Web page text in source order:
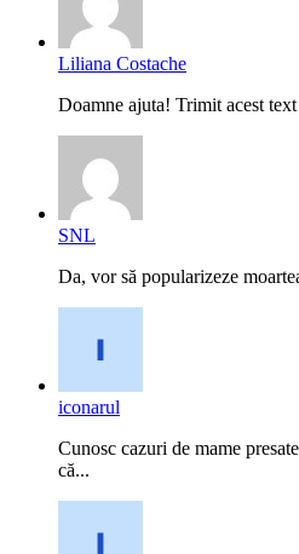
Liliana Costache
Doamne ajuta! Trimit acest
SNL
Da, vor să popularizeze
iconarul
Cunosc cazuri de mame
că...